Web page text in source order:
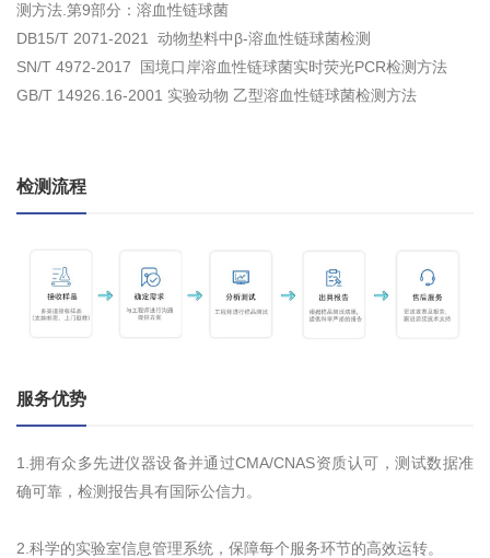
测方法.第9部分：溶血性链球菌
DB15/T 2071-2021 动物垫料中β-溶血性链球菌检测
SN/T 4972-2017 国境口岸溶血性链球菌实时荧光PCR检测方法
GB/T 14926.16-2001 实验动物 乙型溶血性链球菌检测方法
检测流程
服务优势
1.拥有众多先进仪器设备并通过CMA/CNAS资质认可，测试数据准
确可靠，检测报告具有国际公信力。
2.科学的实验室信息管理系统，保障每个服务环节的高效运转。